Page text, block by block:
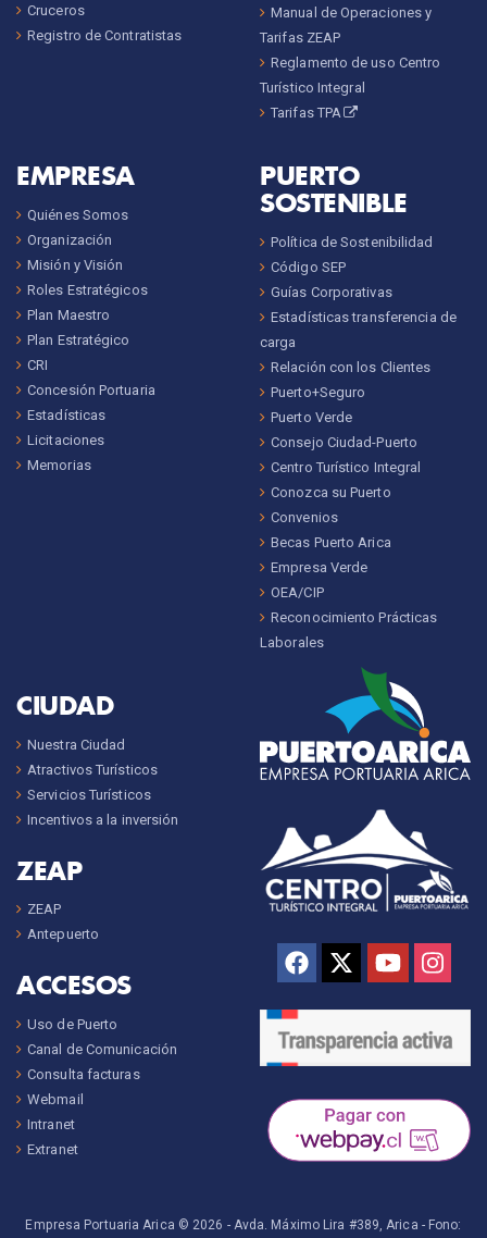
Cruceros
Registro de Contratistas
Manual de Operaciones y
Tarifas ZEAP
Reglamento de uso Centro
Turístico Integral
Tarifas TPA
EMPRESA
Quiénes Somos
Organización
Misión y Visión
Roles Estratégicos
Plan Maestro
Plan Estratégico
CRI
Concesión Portuaria
Estadísticas
Licitaciones
Memorias
PUERTO
SOSTENIBLE
Política de Sostenibilidad
Código SEP
Guías Corporativas
Estadísticas transferencia de
carga
Relación con los Clientes
Puerto+Seguro
Puerto Verde
Consejo Ciudad-Puerto
Centro Turístico Integral
Conozca su Puerto
Convenios
Becas Puerto Arica
Empresa Verde
OEA/CIP
Reconocimiento Prácticas
Laborales
CIUDAD
Nuestra Ciudad
Atractivos Turísticos
Servicios Turísticos
Incentivos a la inversión
ZEAP
ZEAP
Antepuerto
ACCESOS
Uso de Puerto
Canal de Comunicación
Consulta facturas
Webmail
Intranet
Extranet
Empresa Portuaria Arica © 2026 - Avda. Máximo Lira #389, Arica - Fono: